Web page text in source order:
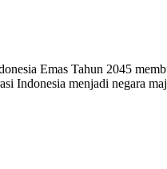
Emas Tahun 2045
Indonesia menjadi negara